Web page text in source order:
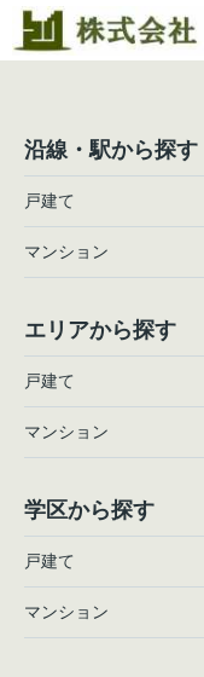
沿線・駅から探す
戸建て
マンション
エリアから探す
戸建て
マンション
学区から探す
戸建て
マンション